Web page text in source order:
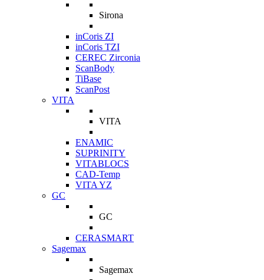
Sirona
inCoris ZI
inCoris TZI
CEREC Zirconia
ScanBody
TiBase
ScanPost
VITA
VITA
ENAMIC
SUPRINITY
VITABLOCS
CAD-Temp
VITA YZ
GC
GC
CERASMART
Sagemax
Sagemax